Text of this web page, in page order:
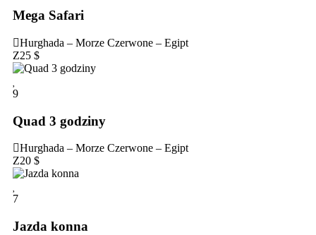
Mega Safari
Hurghada – Morze Czerwone – Egipt
Z25 $
9
Quad 3 godziny
Hurghada – Morze Czerwone – Egipt
Z20 $
7
Jazda konna